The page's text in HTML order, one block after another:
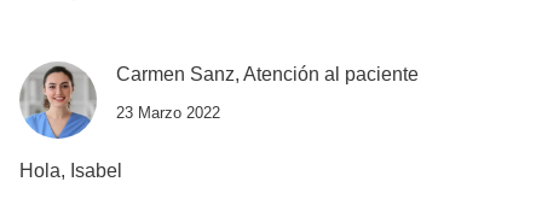
Carmen Sanz, Atención al paciente
23 Marzo 2022
Hola, Isabel